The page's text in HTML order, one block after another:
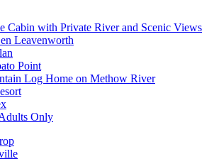
Cabin with Private River and Scenic Views
Leavenworth
Point
Log Home on Methow River
Only